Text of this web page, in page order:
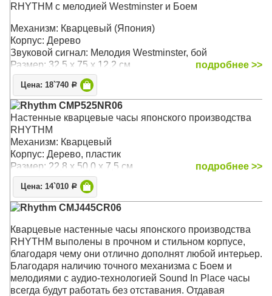
RHYTHM с мелодией Westminster и Боем
Механизм: Кварцевый (Япония)
Корпус: Дерево
Звуковой сигнал: Мелодия Westminster, бой
Размер: 32,5 х 75 х 12,2 см
подробнее >>
Цена: 18`740 Р
Rhythm CMP525NR06
Настенные кварцевые часы японского производства
RHYTHM
Механизм: Кварцевый
Корпус: Дерево, пластик
Размер: 22,8 х 50,0 х 7,5 см
подробнее >>
Цена: 14`010 Р
Rhythm CMJ445CR06
Кварцевые настенные часы японского производства
RHYTHM выполены в прочном и стильном корпусе,
благодаря чему они отлично дополнят любой интерьер.
Благодаря наличию точного механизма с Боем и
мелодиями с аудио-технологией Sound In Place часы
всегда будут работать без отставания. Отдавая